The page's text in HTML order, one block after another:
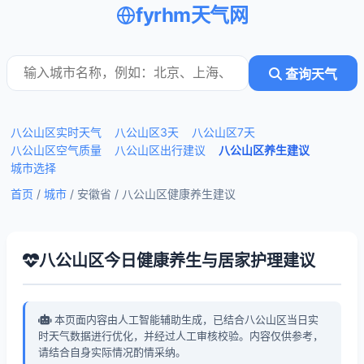
fyrhm天气网
查询天气
八公山区实时天气 八公山区3天
八公山区7天
八公山区空气质量
八公山区出行建议
八公山区养生建议
城市选择
首页 / 城市 / 安徽省 / 八公山区健康养生建议
八公山区今日健康养生与居家护理建议
本页面内容由人工智能辅助生成，已结合八公山区当日实
时天气数据进行优化，并经过人工审核校验。内容仅供参考，
请结合自身实际情况酌情采纳。